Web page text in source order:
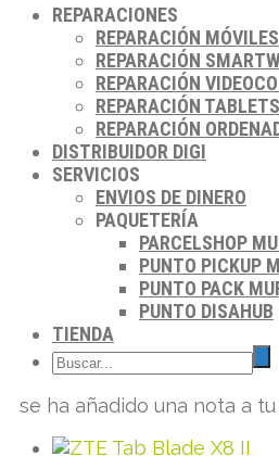
REPARACIONES
REPARACIÓN MÓVILES
REPARACIÓN
REPARACIÓN
REPARACIÓN TABLETS
REPARACIÓN
DISTRIBUIDOR DIGI
SERVICIOS
ENVIOS DE DINERO
PAQUETERÍA
PARCELSHOP
PUNTO PICKUP
PUNTO PACK
PUNTO DISAHUB
TIENDA
se ha añadido una nota a